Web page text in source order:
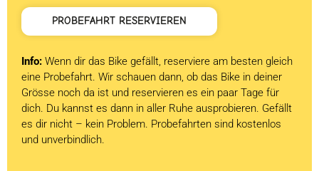
PROBEFAHRT RESERVIEREN
Info: Wenn dir das Bike gefällt, reserviere am besten gleich
eine Probefahrt. Wir schauen dann, ob das Bike in deiner
Grösse noch da ist und reservieren es ein paar Tage für
dich. Du kannst es dann in aller Ruhe ausprobieren. Gefällt
es dir nicht – kein Problem. Probefahrten sind kostenlos
und unverbindlich.